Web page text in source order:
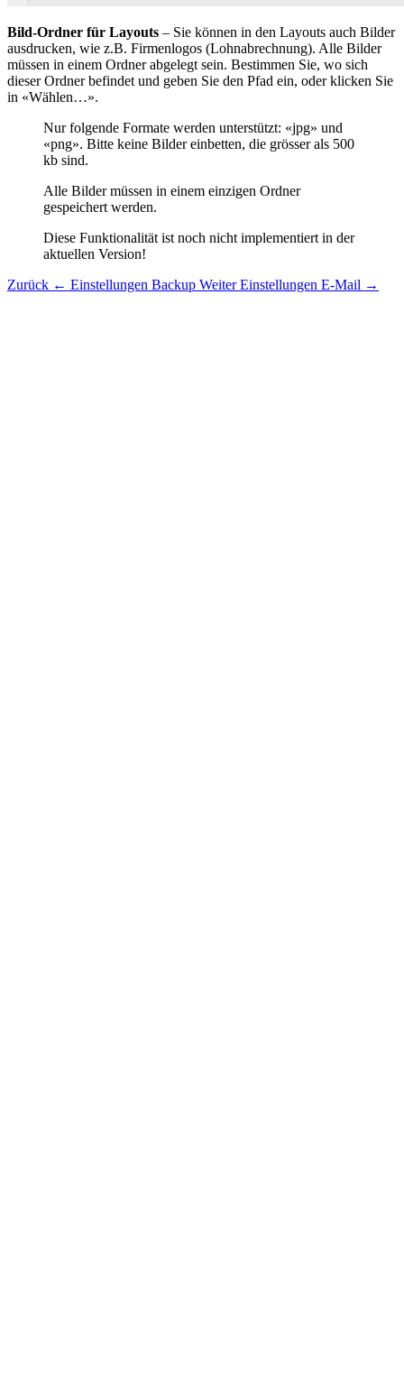
Bild-Ordner für Layouts – Sie können in den Layouts auch Bilder
ausdrucken, wie z.B. Firmenlogos (Lohnabrechnung). Alle Bilder
müssen in einem Ordner abgelegt sein. Bestimmen Sie, wo sich
dieser Ordner befindet und geben Sie den Pfad ein, oder klicken Sie
in «Wählen…».
Nur folgende Formate werden unterstützt: «jpg» und
«png». Bitte keine Bilder einbetten, die grösser als 500
kb sind.
Alle Bilder müssen in einem einzigen Ordner
gespeichert werden.
Diese Funktionalität ist noch nicht implementiert in der
aktuellen Version!
Zurück ← Einstellungen Backup Weiter Einstellungen E-Mail →